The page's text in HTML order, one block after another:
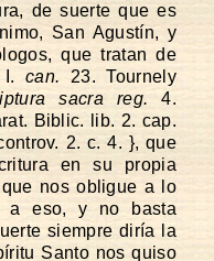
de suerte que es
San Agustín, y
que tratan de
I.can. 23. Tournely
sacra reg. 4.
Biblic. lib. 2. cap.
2. c. 4. }, que
en su propia
nos obligue a lo
a eso, y no basta
siempre diría la
Santo nos quiso